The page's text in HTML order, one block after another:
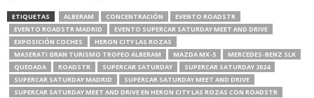
ETIQUETAS ALBERAM CONCENTRACIÓN
EVENTO ROADSTR
EVENTO ROADSTR MADRID
EVENTO SUPERCAR SATURDAY MEET AND DRIVE
EXPOSICIÓN COCHES
HERON CITY LAS ROZAS
MASERATI GRAN TURISMO TROFEO ALBERAM
MAZDA MX-5
MERCEDES-BENZ SLK
QUEDADA
ROADSTR SUPERCAR SATURDAY
SUPERCAR SATURDAY 2024
SUPERCAR SATURDAY MADRID
SUPERCAR SATURDAY MEET AND DRIVE
SUPERCAR SATURDAY MEET AND DRIVE EN HERON CITY LAS ROZAS CON ROADSTR